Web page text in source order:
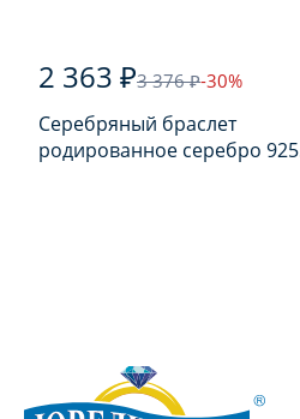
2 363 ₽3 376 ₽-30%
Серебряный браслет
родированное серебро 925